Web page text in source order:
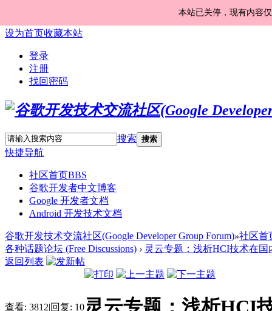
本站已关停，现有内容
设为首页收藏本站
登录
注册
找回密码
搜索 搜索
快捷导航
社区首页BBS
谷歌开发者中文博客
Google 开发者文档
Android 开发技术文档
谷歌开发技术交流社区(Google Developer Group Forum)»社区首
各种话题论坛 (Free Discussions) › 灵云专题：浅析HCI技术在
返回列表
查看: 3812|回复: 10